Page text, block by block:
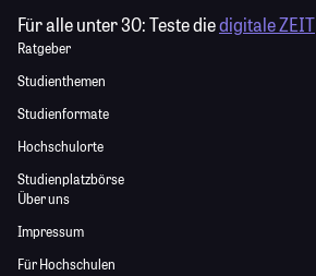
Für alle unter 30:Teste diedigitale ZEIT
Ratgeber
Studienthemen
Studienformate
Hochschulorte
Studienplatzbörse
Über uns
Impressum
Für Hochschulen